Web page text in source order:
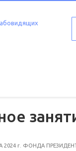
г. ФОНДА